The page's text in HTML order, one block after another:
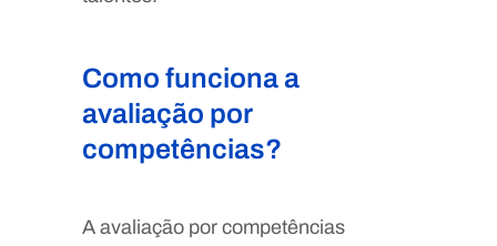
Como funciona a
avaliação por
competências?
A avaliação por competências